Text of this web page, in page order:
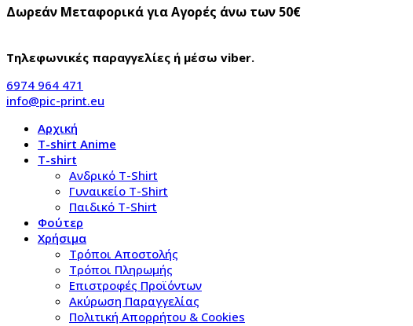
Δωρεάν Μεταφορικά για Αγορές άνω των 50€
Τηλεφωνικές παραγγελίες ή μέσω viber.
6974 964 471
info@pic-print.eu
Αρχική
T-shirt Anime
T-shirt
Aνδρικό Τ-Shirt
Γυναικείο T-Shirt
Παιδικό T-Shirt
Φούτερ
Χρήσιμα
Τρόποι Αποστολής
Τρόποι Πληρωμής
Επιστροφές Προϊόντων
Ακύρωση Παραγγελίας
Πολιτική Απορρήτου & Cookies